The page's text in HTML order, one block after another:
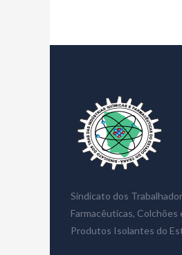
Sindicato dos
Farmacêuticas,
Produtos Isolantes do